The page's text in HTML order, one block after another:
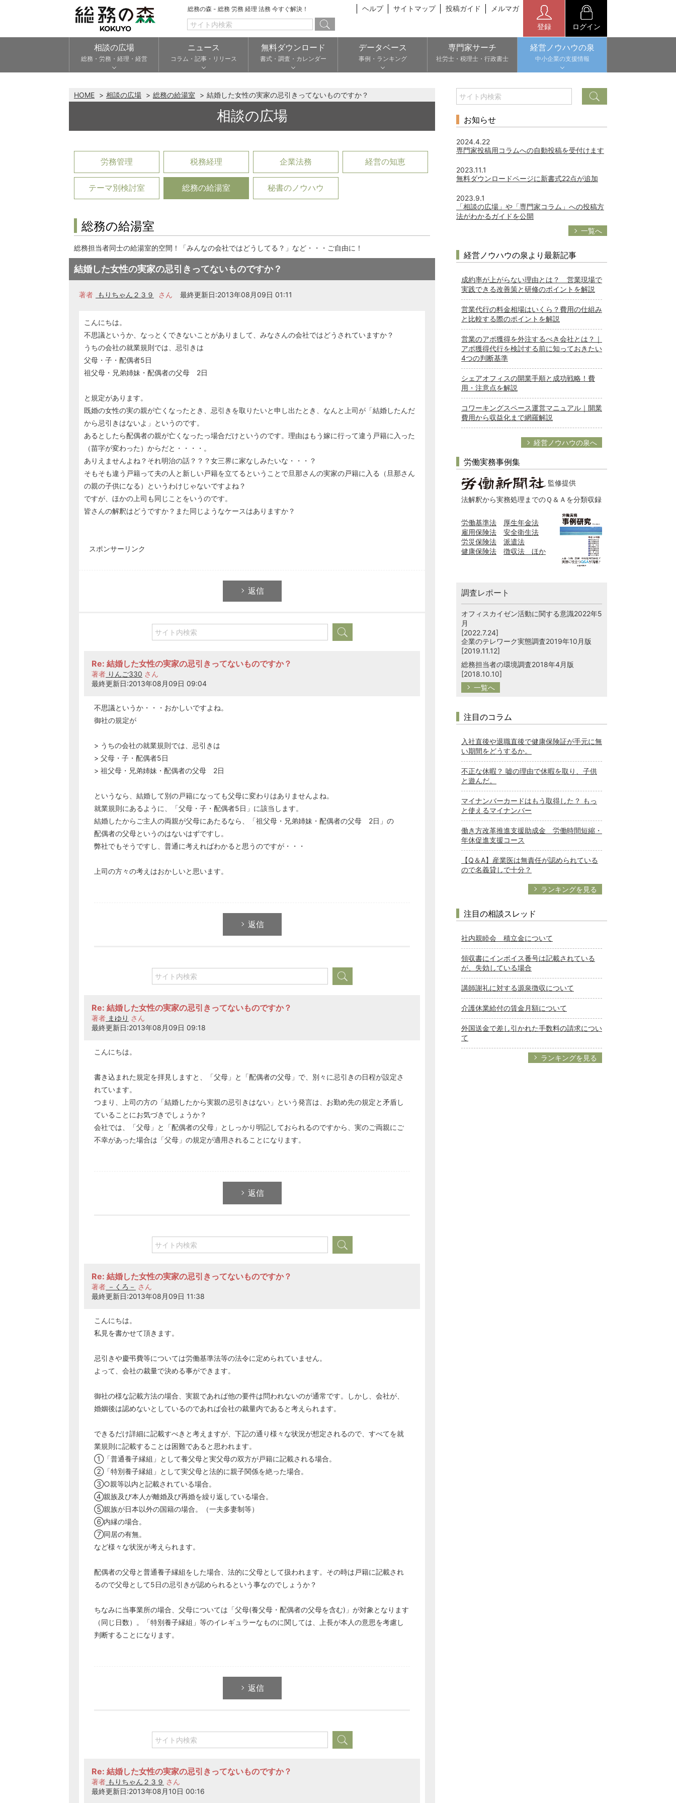
総務の森 - 総務 労務 経理 法務 今すぐ解決！ ヘルプ サイトマップ 投稿ガイド メルマガ
登録 ログイン
相談の広場
総務・労務・経理・経営
ニュース
コラム・記事・リリース
無料ダウンロード
書式・調査・カレンダー
データベース
事例・ランキング
専門家サーチ
社労士・税理士・行政書士
経営ノウハウの泉
中小企業の支援情報
HOME 相談の広場 総務の給湯室 結婚した女性の実家の忌引きってないものですか？
相談の広場
労務管理 税務経理 企業法務 経営の知恵
テーマ別検討室 総務の給湯室 秘書のノウハウ
総務の給湯室
総務担当者同士の給湯室的空間！「みんなの会社ではどうしてる？」など・・・ご自由に！
結婚した女性の実家の忌引きってないものですか？
著者 もりちゃん２３９ さん 最終更新日:2013年08月09日 01:11
こんにちは。
不思議というか、なっとくできないことがありまして、みなさんの会社ではどうされていますか？
うちの会社の就業規則では、忌引きは
父母・子・配偶者5日
祖父母・兄弟姉妹・配偶者の父母 2日
と規定があります。
既婚の女性の実の親が亡くなったとき、忌引きを取りたいと申し出たとき、なんと上司が「結婚したんだ
から忌引きはないよ」というのです。
あるとしたら配偶者の親が亡くなったっ場合だけというのです。理由はもう嫁に行って違う戸籍に入った
（苗字が変わった）からだと・・・・。
ありえませんよね？それ明治の話？？？女三界に家なしみたいな・・・？
そもそも違う戸籍って夫の人と新しい戸籍を立てるということで旦那さんの実家の戸籍に入る（旦那さん
の親の子供になる）というわけじゃないですよね？
ですが、ほかの上司も同じことをいうのです。
皆さんの解釈はどうですか？また同じようなケースはありますか？
スポンサーリンク
返信
Re: 結婚した女性の実家の忌引きってないものですか？
著者 りんご330 さん
最終更新日:2013年08月09日 09:04
不思議というか・・・おかしいですよね。
御社の規定が
> うちの会社の就業規則では、忌引きは
> 父母・子・配偶者5日
> 祖父母・兄弟姉妹・配偶者の父母 2日
というなら、結婚して別の戸籍になっても父母に変わりはありませんよね。
就業規則にあるように、「父母・子・配偶者5日」に該当します。
結婚したからご主人の両親が父母にあたるなら、「祖父母・兄弟姉妹・配偶者の父母 2日」の
配偶者の父母というのはないはずですし。
弊社でもそうですし、普通に考えればわかると思うのですが・・・
上司の方々の考えはおかしいと思います。
返信
Re: 結婚した女性の実家の忌引きってないものですか？
著者 まゆり さん
最終更新日:2013年08月09日 09:18
こんにちは。
書き込まれた規定を拝見しますと、「父母」と「配偶者の父母」で、別々に忌引きの日程が設定さ
れています。
つまり、上司の方の「結婚したから実親の忌引きはない」という発言は、お勤め先の規定と矛盾し
ていることにお気づきでしょうか？
会社では、「父母」と「配偶者の父母」としっかり明記しておられるのですから、実のご両親にご
不幸があった場合は「父母」の規定が適用されることになります。
返信
Re: 結婚した女性の実家の忌引きってないものですか？
著者 －くろ－ さん
最終更新日:2013年08月09日 11:38
こんにちは。
私見を書かせて頂きます。
忌引きや慶弔費等については労働基準法等の法令に定められていません。
よって、会社の裁量で決める事ができます。
御社の様な記載方法の場合、実親であれば他の要件は問われないのが通常です。しかし、会社が、
婚姻後は認めないとしているのであれば会社の裁量内であると考えられます。
できるだけ詳細に記載すべきと考えますが、下記の通り様々な状況が想定されるので、すべてを就
業規則に記載することは困難であると思われます。
①「普通養子縁組」として養父母と実父母の双方が戸籍に記載される場合。
②「特別養子縁組」として実父母と法的に親子関係を絶った場合。
③○親等以内と記載されている場合。
④親族及び本人が離婚及び再婚を繰り返している場合。
⑤親族が日本以外の国籍の場合。（一夫多妻制等）
⑥内縁の場合。
⑦同居の有無。
など様々な状況が考えられます。
配偶者の父母と普通養子縁組をした場合、法的に父母として扱われます。その時は戸籍に記載され
るので父母として5日の忌引きが認められるという事なのでしょうか？
ちなみに当事業所の場合、父母については「父母(養父母・配偶者の父母を含む)」が対象となります
（同じ日数）。「特別養子縁組」等のイレギュラーなものに関しては、上長が本人の意思を考慮し
判断することになります。
返信
Re: 結婚した女性の実家の忌引きってないものですか？
著者 もりちゃん２３９ さん
最終更新日:2013年08月10日 00:16
選択してください
企業法務
経営の知恵
お知らせ
2024.4.22
専門家投稿用コラムへの自動投稿を受付けます
2023.11.1
無料ダウンロードページに新書式22点が追加
2023.9.1
「相談の広場」や「専門家コラム」への投稿方
法がわかるガイドを公開
一覧へ
経営ノウハウの泉より最新記事
成約率が上がらない理由とは？ 営業現場で
実践できる改善策と研修のポイントを解説
営業代行の料金相場はいくら？費用の仕組み
と比較する際のポイントを解説
営業のアポ獲得を外注するべき会社とは？｜
アポ獲得代行を検討する前に知っておきたい
4つの判断基準
シェアオフィスの開業手順と成功戦略！費
用・注意点を解説
コワーキングスペース運営マニュアル｜開業
費用から収益化まで網羅解説
経営ノウハウの泉へ
労働実務事例集
監修提供
法解釈から実務処理までのＱ＆Ａを分類収録
労働基準法
厚生年金法
雇用保険法
安全衛生法
労災保険法
派遣法
健康保険法
徴収法 ほか
調査レポート
オフィスカイゼン活動に関する意識2022年5
月
[2022.7.24]
企業のテレワーク実態調査2019年10月版
[2019.11.12]
総務担当者の環境調査2018年4月版
[2018.10.10]
一覧へ
注目のコラム
入社直後や退職直後で健康保険証が手元に無
い期間をどうするか。
不正な休暇？ 嘘の理由で休暇を取り、子供
と遊んだ。
マイナンバーカードはもう取得した？ もっ
と使えるマイナンバー
働き方改革推進支援助成金 労働時間短縮・
年休促進支援コース
【Q＆A】産業医は無責任が認められている
ので名義貸しで十分？
ランキングを見る
注目の相談スレッド
社内親睦会 積立金について
領収書にインボイス番号は記載されている
が、失効している場合
講師謝礼に対する源泉徴収について
介護休業給付の賃金月額について
外国送金で差し引かれた手数料の請求につい
て
ランキングを見る